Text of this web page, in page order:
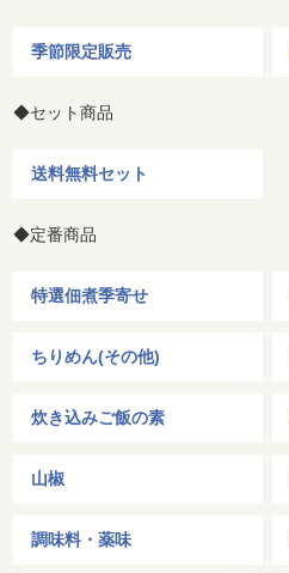
季節限定販売
◆セット商品
送料無料セット
◆定番商品
特選佃煮季寄せ
ちりめん(その他)
炊き込みご飯の素
山椒
調味料・薬味